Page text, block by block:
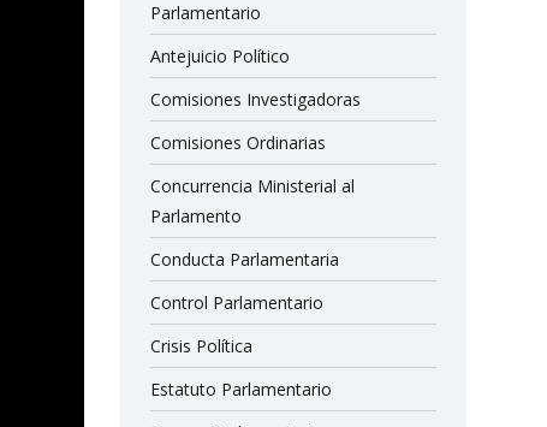
Parlamentario
Antejuicio Político
Comisiones Investigadoras
Comisiones Ordinarias
Concurrencia Ministerial al
Parlamento
Conducta Parlamentaria
Control Parlamentario
Crisis Política
Estatuto Parlamentario